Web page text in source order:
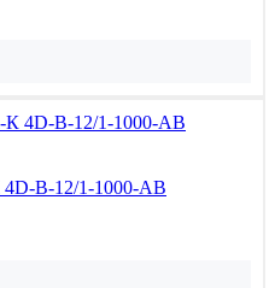
B-12/1-1000-AB